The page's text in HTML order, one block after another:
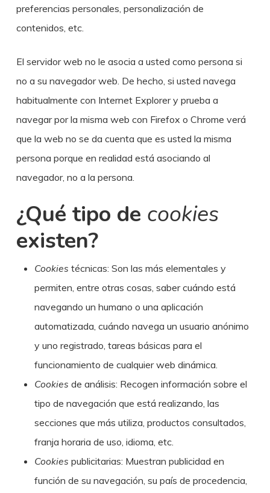
preferencias personales, personalización de
contenidos, etc.
El servidor web no le asocia a usted como persona si
no a su navegador web. De hecho, si usted navega
habitualmente con Internet Explorer y prueba a
navegar por la misma web con Firefox o Chrome verá
que la web no se da cuenta que es usted la misma
persona porque en realidad está asociando al
navegador, no a la persona.
¿Qué tipo de cookies
existen?
Cookies técnicas: Son las más elementales y
permiten, entre otras cosas, saber cuándo está
navegando un humano o una aplicación
automatizada, cuándo navega un usuario anónimo
y uno registrado, tareas básicas para el
funcionamiento de cualquier web dinámica.
Cookies de análisis: Recogen información sobre el
tipo de navegación que está realizando, las
secciones que más utiliza, productos consultados,
franja horaria de uso, idioma, etc.
Cookies publicitarias: Muestran publicidad en
función de su navegación, su país de procedencia,